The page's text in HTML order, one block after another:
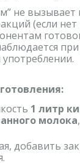
не
(если
1 литр
молока
добавить